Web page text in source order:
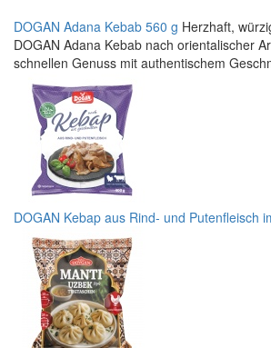
DOGAN Adana Kebab 560 g Herzhaft,
DOGAN Adana Kebab nach orientalischer
schnellen Genuss mit authentischem
DOGAN Kebap aus Rind- und Putenfleisch